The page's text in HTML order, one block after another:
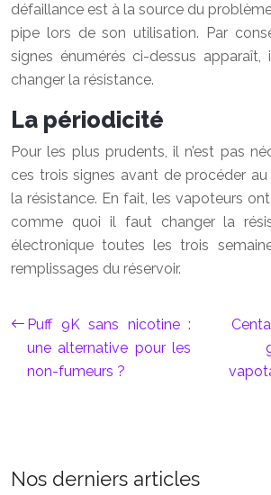
défaillance est à la source du
pipe lors de son utilisation. Par
signes énumérés ci-dessus
changer la résistance.
La périodicité
Pour les plus prudents, il n’est pas
ces trois signes avant de procéder
la résistance. En fait, les vapoteurs
comme quoi il faut changer la
électronique toutes les trois
remplissages du réservoir.
Puff 9K sans nicotine :
une alternative pour les
non-fumeurs ?
Nos derniers articles